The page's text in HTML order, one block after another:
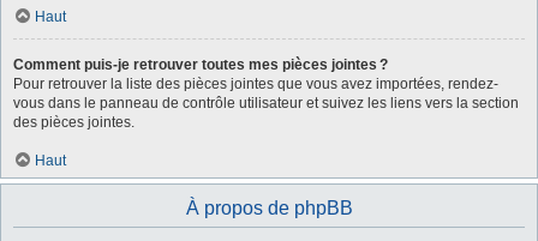
Haut
Comment puis-je retrouver toutes mes pièces jointes ?
Pour retrouver la liste des pièces jointes que vous avez importées, rendez-
vous dans le panneau de contrôle utilisateur et suivez les liens vers la section
des pièces jointes.
Haut
À propos de phpBB